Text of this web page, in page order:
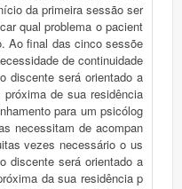
da primeira sessão ser
qual problema o pacient
Ao final das cinco sessõe
de continuidade
discente será orientado a
de sua residência
para um psicólog
necessitam de acompan
vezes necessário o us
discente será orientado a
da sua residência p